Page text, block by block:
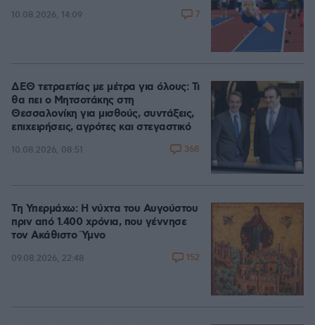
10.08.2026, 14:09 7
ΔΕΘ τετραετίας με μέτρα για όλους: Τι
θα πει ο Μητσοτάκης στη
Θεσσαλονίκη για μισθούς, συντάξεις,
επιχειρήσεις, αγρότες και στεγαστικό
10.08.2026, 08:51 368
Τη Υπερμάχω: Η νύχτα του Αυγούστου
πριν από 1.400 χρόνια, που γέννησε
τον Ακάθιστο Ύμνο
09.08.2026, 22:48 152